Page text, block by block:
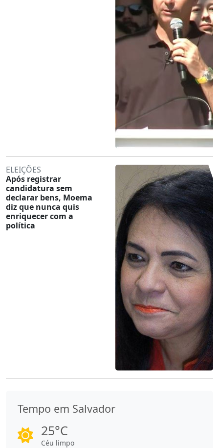
ELEIÇÕES
Após registrar
candidatura sem
declarar bens, Moema
diz que nunca quis
enriquecer com a
política
Tempo em Salvador
25°C
Céu limpo